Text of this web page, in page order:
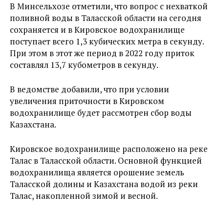
В Минсельхозе отметили, что вопрос с нехваткой
поливной воды в Таласской области на сегодня
сохраняется и в Кировское водохранилище
поступает всего 1,3 кубических метра в секунду.
При этом в этот же период в 2022 году приток
составлял 13,7 кубометров в секунду.
В ведомстве добавили, что при условии
увеличения приточности в Кировском
водохранилище будет рассмотрен сбор воды
Казахстана.
Кировское водохранилище расположено на реке
Талас в Таласской области. Основной функцией
водохранилища является орошение земель
Таласской долины и Казахстана водой из реки
Талас, накопленной зимой и весной.